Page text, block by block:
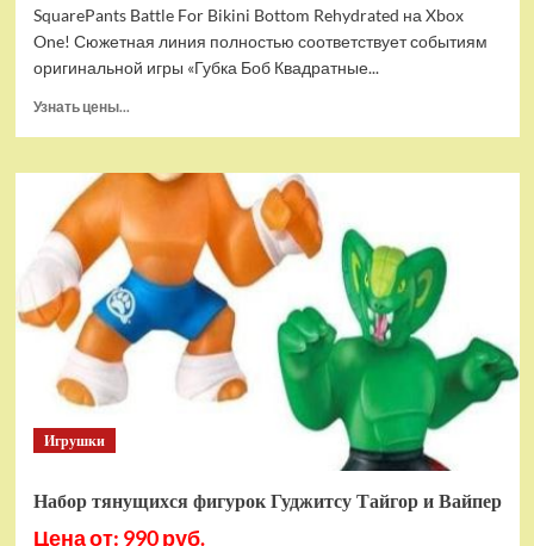
SquarePants Battle For Bikini Bottom Rehydrated на Xbox
One! Сюжетная линия полностью соответствует событиям
оригинальной игры «Губка Боб Квадратные...
Узнать цены...
Игра
Sponge
Bob
SquarePants
Battle
For
Bikini
Bottom
Rehydrated
(XBOX
Игрушки
Набор тянущихся фигурок Гуджитсу Тайгор и Вайпер
Цена от: 990 руб.